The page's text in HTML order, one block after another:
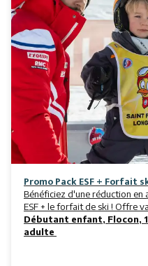
Promo Pack ESF + Forfait
Bénéficiez d'une réduction en
ESF + le forfait de ski ! Offre
Débutant enfant, Flocon,
adulte